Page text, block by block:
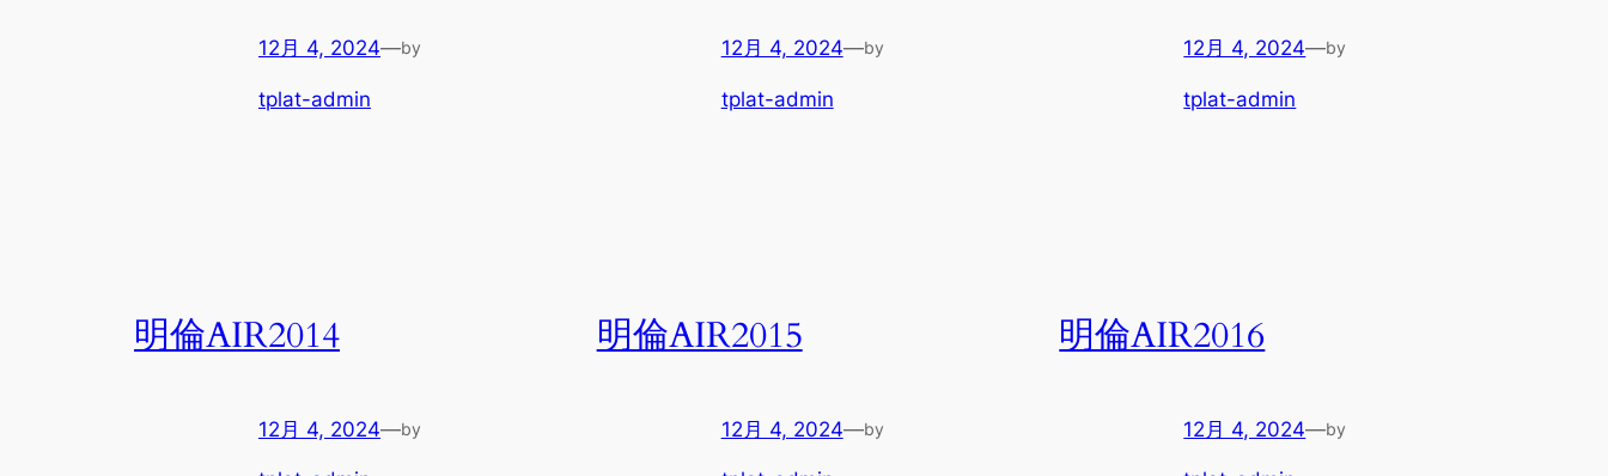
12月 4, 2024—by
tplat-admin
12月 4, 2024—by
tplat-admin
12月 4, 2024—by
tplat-admin
明倫AIR2014
12月 4, 2024—by
明倫AIR2015
12月 4, 2024—by
明倫AIR2016
12月 4, 2024—by